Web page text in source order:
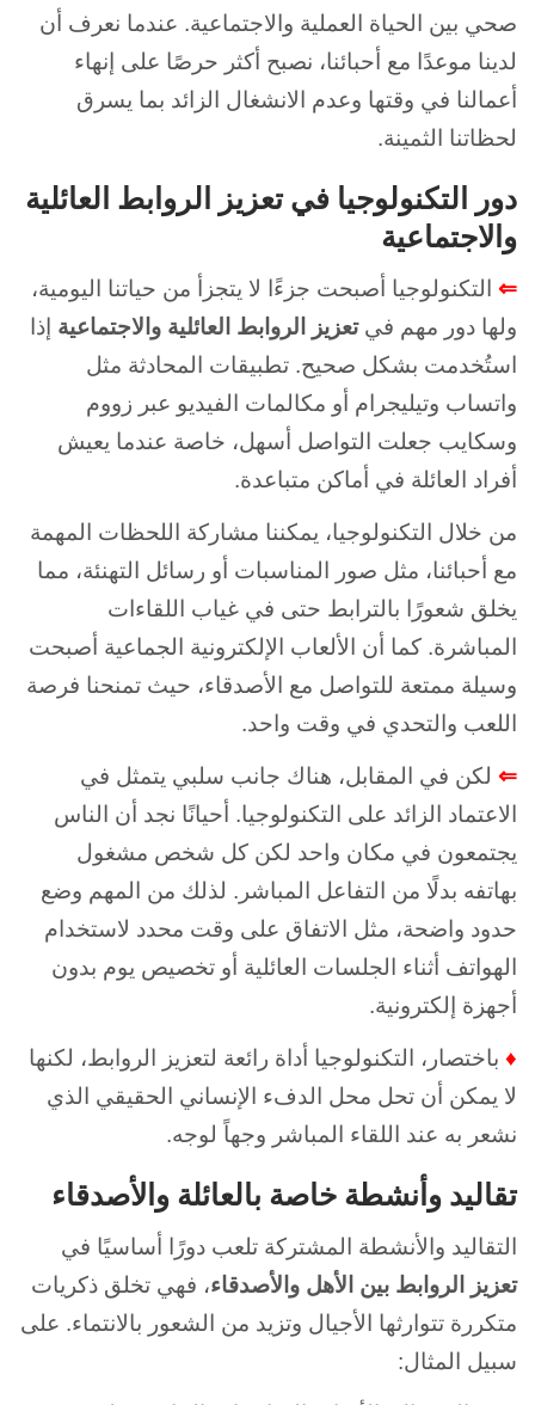
صحي بين الحياة العملية والاجتماعية. عندما نعرف أن
لدينا موعدًا مع أحبائنا، نصبح أكثر حرصًا على إنهاء
أعمالنا في وقتها وعدم الانشغال الزائد بما يسرق
لحظاتنا الثمينة.
دور التكنولوجيا في تعزيز الروابط العائلية
والاجتماعية
⇐ التكنولوجيا أصبحت جزءًا لا يتجزأ من حياتنا اليومية،
ولها دور مهم فيتعزيز الروابط العائلية والاجتماعية إذا
استُخدمت بشكل صحيح. تطبيقات المحادثة مثل
واتساب وتيليجرام أو مكالمات الفيديو عبر زووم
وسكايب جعلت التواصل أسهل، خاصة عندما يعيش
أفراد العائلة في أماكن متباعدة.
من خلال التكنولوجيا، يمكننا مشاركة اللحظات المهمة
مع أحبائنا، مثل صور المناسبات أو رسائل التهنئة، مما
يخلق شعورًا بالترابط حتى في غياب اللقاءات
المباشرة. كما أن الألعاب الإلكترونية الجماعية أصبحت
وسيلة ممتعة للتواصل مع الأصدقاء، حيث تمنحنا فرصة
اللعب والتحدي في وقت واحد.
⇐ لكن في المقابل، هناك جانب سلبي يتمثل في
الاعتماد الزائد على التكنولوجيا. أحيانًا نجد أن الناس
يجتمعون في مكان واحد لكن كل شخص مشغول
بهاتفه بدلًا من التفاعل المباشر. لذلك من المهم وضع
حدود واضحة، مثل الاتفاق على وقت محدد لاستخدام
الهواتف أثناء الجلسات العائلية أو تخصيص يوم بدون
أجهزة إلكترونية.
♦ باختصار، التكنولوجيا أداة رائعة لتعزيز الروابط، لكنها
لا يمكن أن تحل محل الدفء الإنساني الحقيقي الذي
نشعر به عند اللقاء المباشر وجهاً لوجه.
تقاليد وأنشطة خاصة بالعائلة والأصدقاء
التقاليد والأنشطة المشتركة تلعب دورًا أساسيًا في
تعزيز الروابط بين الأهل والأصدقاء، فهي تخلق ذكريات
متكررة تتوارثها الأجيال وتزيد من الشعور بالانتماء. على
سبيل المثال: